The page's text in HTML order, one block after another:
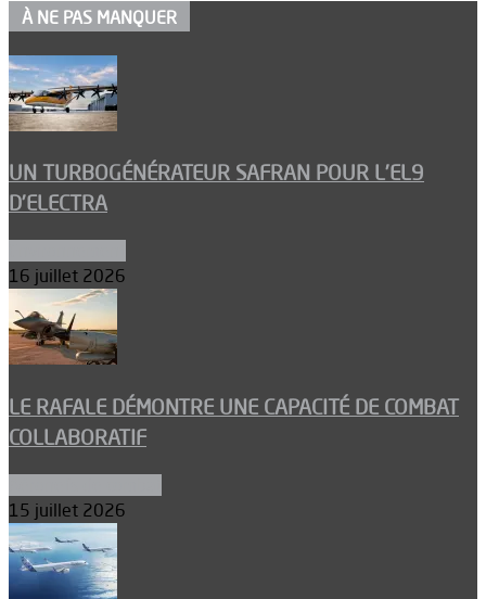
À NE PAS MANQUER
UN TURBOGÉNÉRATEUR SAFRAN POUR L’EL9
D’ELECTRA
16 juillet 2026
LE RAFALE DÉMONTRE UNE CAPACITÉ DE COMBAT
COLLABORATIF
15 juillet 2026